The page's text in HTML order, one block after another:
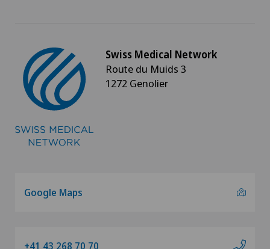
Swiss Medical Network
Route du Muids 3
1272 Genolier
Google Maps
+41 43 268 70 70